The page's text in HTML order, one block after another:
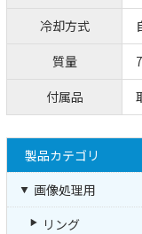
冷却方式
質量
付属品
製品カテゴリ
画像処理用
リング